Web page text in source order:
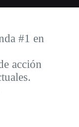
#1 en
acción